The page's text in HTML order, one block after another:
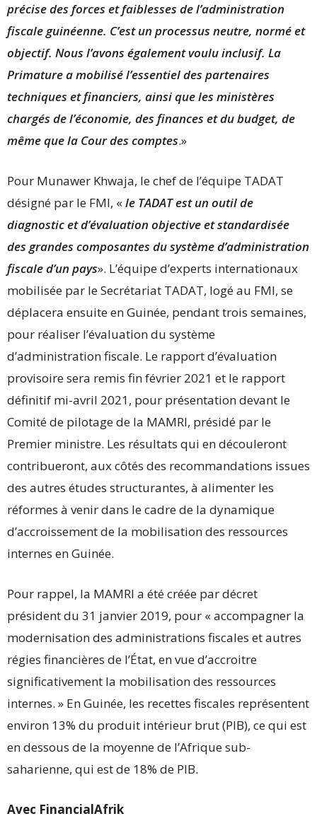
précise des forces et faiblesses de l’administration
fiscale guinéenne. C’est un processus neutre, normé et
objectif. Nous l’avons également voulu inclusif. La
Primature a mobilisé l’essentiel des partenaires
techniques et financiers, ainsi que les ministères
chargés de l’économie, des finances et du budget, de
même que la Cour des comptes.»
Pour Munawer Khwaja, le chef de l’équipe TADAT
désigné par le FMI, « le TADAT est un outil de
diagnostic et d’évaluation objective et standardisée
des grandes composantes du système d’administration
fiscale d’un pays». L’équipe d’experts internationaux
mobilisée par le Secrétariat TADAT, logé au FMI, se
déplacera ensuite en Guinée, pendant trois semaines,
pour réaliser l’évaluation du système
d’administration fiscale. Le rapport d’évaluation
provisoire sera remis fin février 2021 et le rapport
définitif mi-avril 2021, pour présentation devant le
Comité de pilotage de la MAMRI, présidé par le
Premier ministre. Les résultats qui en découleront
contribueront, aux côtés des recommandations issues
des autres études structurantes, à alimenter les
réformes à venir dans le cadre de la dynamique
d’accroissement de la mobilisation des ressources
internes en Guinée.
Pour rappel, la MAMRI a été créée par décret
président du 31 janvier 2019, pour « accompagner la
modernisation des administrations fiscales et autres
régies financières de l’État, en vue d’accroitre
significativement la mobilisation des ressources
internes. » En Guinée, les recettes fiscales représentent
environ 13% du produit intérieur brut (PIB), ce qui est
en dessous de la moyenne de l’Afrique sub-
saharienne, qui est de 18% de PIB.
Avec FinancialAfrik